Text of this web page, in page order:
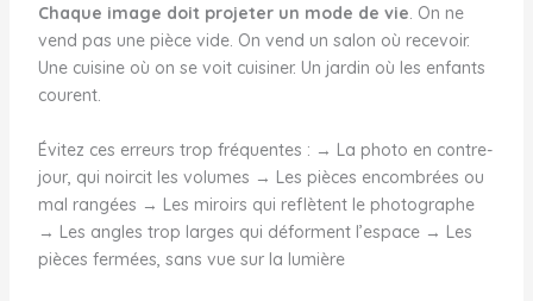
Chaque image doit projeter un mode de vie. On ne
vend pas une pièce vide. On vend un salon où recevoir.
Une cuisine où on se voit cuisiner. Un jardin où les enfants
courent.
Évitez ces erreurs trop fréquentes : → La photo en contre-
jour, qui noircit les volumes → Les pièces encombrées ou
mal rangées → Les miroirs qui reflètent le photographe
→ Les angles trop larges qui déforment l’espace → Les
pièces fermées, sans vue sur la lumière